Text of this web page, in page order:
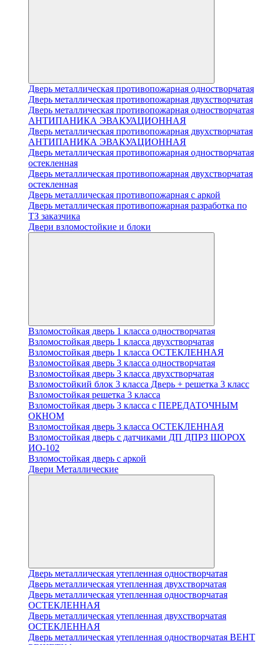
Дверь металлическая противопожарная одностворчатая
Дверь металлическая противопожарная двухстворчатая
Дверь металлическая противопожарная одностворчатая
АНТИПАНИКА ЭВАКУАЦИОННАЯ
Дверь металлическая противопожарная двухстворчатая
АНТИПАНИКА ЭВАКУАЦИОННАЯ
Дверь металлическая противопожарная одностворчатая
остекленная
Дверь металлическая противопожарная двухстворчатая
остекленная
Дверь металлическая противопожарная с аркой
Дверь металлическая противопожарная разработка по
ТЗ заказчика
Двери взломостойкие и блоки
Взломостойкая дверь 1 класса одностворчатая
Взломостойкая дверь 1 класса двухстворчатая
Взломостойкая дверь 1 класса ОСТЕКЛЕННАЯ
Взломостойкая дверь 3 класса одностворчатая
Взломостойкая дверь 3 класса двухстворчатая
Взломостойкий блок 3 класса Дверь + решетка 3 класс
Взломостойкая решетка 3 класса
Взломостойкая дверь 3 класса с ПЕРЕДАТОЧНЫМ
ОКНОМ
Взломостойкая дверь 3 класса ОСТЕКЛЕННАЯ
Взломостойкая дверь с датчиками ДП ДПРЗ ШОРОХ
ИО-102
Взломостойкая дверь с аркой
Двери Металлические
Дверь металлическая утепленная одностворчатая
Дверь металлическая утепленная двухстворчатая
Дверь металлическая утепленная одностворчатая
ОСТЕКЛЕННАЯ
Дверь металлическая утепленная двухстворчатая
ОСТЕКЛЕННАЯ
Дверь металлическая утепленная одностворчатая ВЕНТ